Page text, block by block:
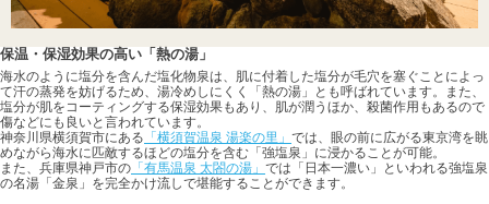
保温・保湿効果の高い「熱の湯」
海水のように塩分を含んだ塩化物泉は、肌に付着した塩分が毛穴を塞ぐことによっ
て汗の蒸発を妨げるため、湯冷めしにくく「熱の湯」とも呼ばれています。また、
塩分が肌をコーティングする保湿効果もあり、肌が潤うほか、殺菌作用もあるので
傷などにも良いと言われています。
神奈川県横須賀市にある 「横須賀温泉 湯楽の里」 では、眼の前に広がる東京湾を眺
めながら海水に匹敵するほどの塩分を含む「強塩泉」に浸かることが可能。
また、兵庫県神戸市の 「有馬温泉 太閤の湯」 では「日本一濃い」といわれる強塩泉
の名湯「金泉」を完全かけ流しで堪能することができます。